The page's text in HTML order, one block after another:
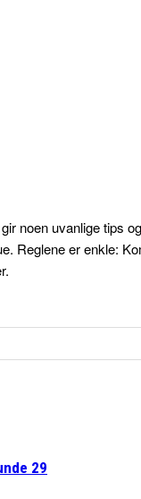
noen uvanlige tips og
Reglene er enkle:
29